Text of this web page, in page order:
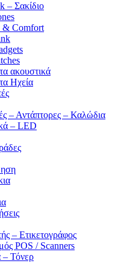
– Σακίδιο
& Comfort
ακουστικά
Ηχεία
– Αντάπτορες – Καλώδια
– LED
– Ετικετογράφος
POS / Scanners
– Τόνερ